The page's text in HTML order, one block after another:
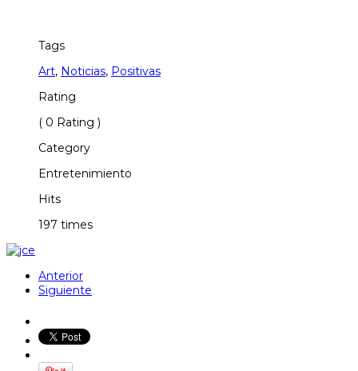
Tags
Art, Noticias, Positivas
Rating
( 0 Rating )
Category
Entretenimiento
Hits
197 times
Anterior
Siguiente